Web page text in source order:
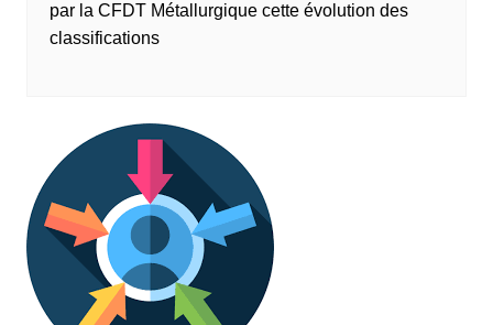
par la CFDT Métallurgique cette évolution des
classifications